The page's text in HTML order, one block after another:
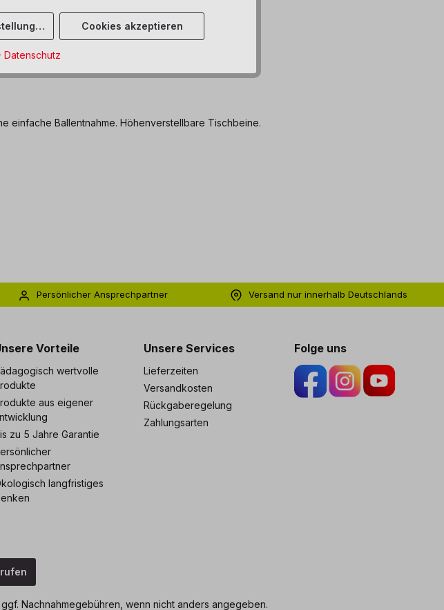
einfache Ballentnahme. Höhenverstellbare Tischbeine.
Persönlicher Ansprechpartner
Versand nur innerhalb Deutschlands
Vorteile
wertvolle
aus eigener
zu 5 Jahre Garantie
langfristiges
Unsere Services
Lieferzeiten
Versandkosten
Rückgaberegelung
Zahlungsarten
Folge uns
Nachnahmegebühren, wenn nicht anders angegeben.
Cookies akzeptieren
Datenschutz